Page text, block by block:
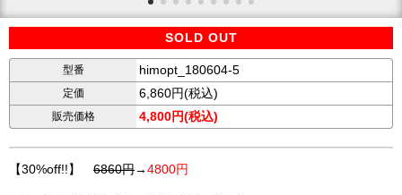
SOLD OUT
型番 himopt_180604-5
定価 6,860円(税込)
販売価格 4,800円(税込)
【30%off!!】 6860円→4800円